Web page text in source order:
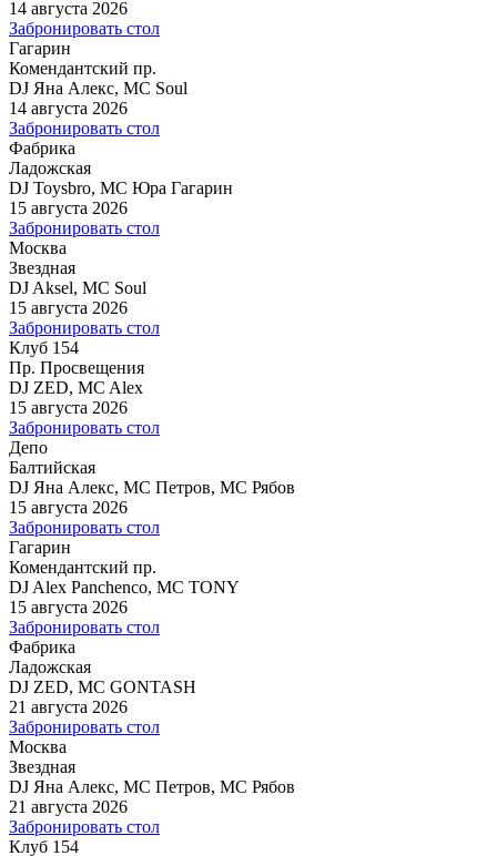
14 августа 2026
Забронировать стол
Гагарин
Комендантский пр.
DJ Яна Алекс, MC Soul
14 августа 2026
Забронировать стол
Фабрика
Ладожская
DJ Toysbro, MC Юра Гагарин
15 августа 2026
Забронировать стол
Москва
Звездная
DJ Aksel, MC Soul
15 августа 2026
Забронировать стол
Клуб 154
Пр. Просвещения
DJ ZED, MC Alex
15 августа 2026
Забронировать стол
Депо
Балтийская
DJ Яна Алекс, MC Петров, MC Рябов
15 августа 2026
Забронировать стол
Гагарин
Комендантский пр.
DJ Alex Panchenco, MC TONY
15 августа 2026
Забронировать стол
Фабрика
Ладожская
DJ ZED, MC GONTASH
21 августа 2026
Забронировать стол
Москва
Звездная
DJ Яна Алекс, MC Петров, MC Рябов
21 августа 2026
Забронировать стол
Клуб 154